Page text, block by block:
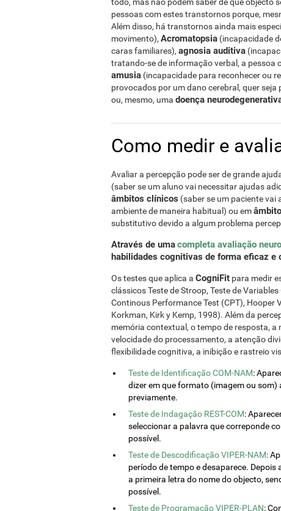
todo, mas não podem saber de que objecto
pessoas com estes transtornos porque,
Além disso, há transtornos ainda mais
movimento), Acromatopsia (incapacidade
caras familiares), agnosia auditiva
tratando-se de informação verbal, a pessoa
amusia (incapacidade para reconhecer ou
provocados por um dano cerebral, quer seja
ou, mesmo, uma doença
Como medir e
Avaliar a percepção pode ser de grande
(saber se um aluno vai necessitar ajudas
âmbitos clínicos (saber se um paciente vai
ambiente de maneira habitual) ou em
substitutivo devido a algum problema
Através de umacompleta avaliação
habilidades cognitivas de forma eficaz e
Os testes que aplica a CogniFit para medir
clássicos Teste de Stroop, Teste de
Continous Performance Test (CPT), Hooper
Korkman, Kirk y Kemp, 1998). Além da
memória contextual, o tempo de resposta,
velocidade do processamento, a atenção
flexibilidade cognitiva, a inibição e rastreio
Teste de Identificação COM-NAM:
dizer em que formato (imagem ou som)
previamente.
Teste de Indagação REST-COM:
seleccionar a palavra que correponde
possível.
Teste de Descodificação VIPER-NAM:
período de tempo e desaparece.
a primeira letra do nome do objecto,
possível.
Teste de Programação VIPER-PLAN: